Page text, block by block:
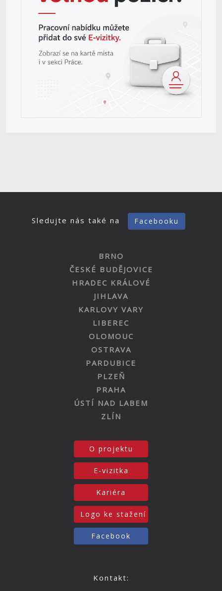
Sledujte nás také na Facebooku
BRNO
ČESKÉ BUDĚJOVICE
HRADEC KRÁLOVÉ
JIHLAVA
KARLOVY VARY
LIBEREC
OLOMOUC
OSTRAVA
PARDUBICE
PLZEŇ
PRAHA
ÚSTÍ NAD LABEM
ZLÍN
O projektu
E-vizitka
Kariéra
Logo ke stažení
Facebook
Kontakt: